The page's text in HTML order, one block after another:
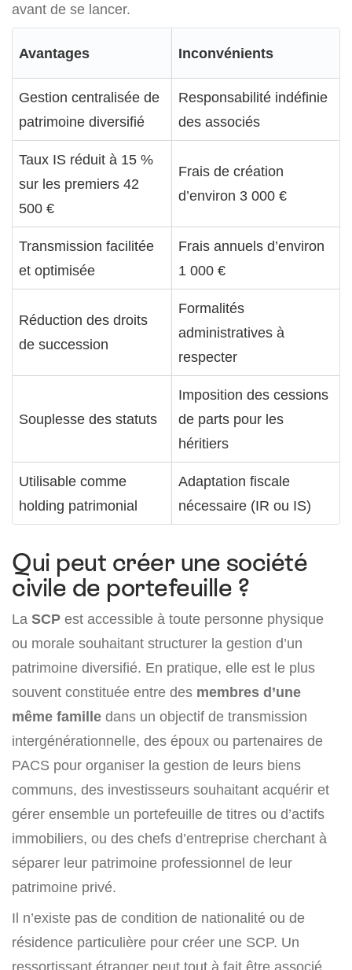
avant de se lancer.
Avantages Inconvénients
Gestion centralisée de
patrimoine diversifié
Responsabilité indéfinie
des associés
Taux IS réduit à 15 %
sur les premiers 42
500 €
Frais de création
d’environ 3 000 €
Transmission facilitée
et optimisée
Frais annuels d’environ
1 000 €
Réduction des droits
de succession
Formalités
administratives à
respecter
Souplesse des statuts
Imposition des cessions
de parts pour les
héritiers
Utilisable comme
holding patrimonial
Adaptation fiscale
nécessaire (IR ou IS)
Qui peut créer une société
civile de portefeuille ?
La SCP est accessible à toute personne physique
ou morale souhaitant structurer la gestion d’un
patrimoine diversifié. En pratique, elle est le plus
souvent constituée entre des membres d’une
même famille dans un objectif de transmission
intergénérationnelle, des époux ou partenaires de
PACS pour organiser la gestion de leurs biens
communs, des investisseurs souhaitant acquérir et
gérer ensemble un portefeuille de titres ou d’actifs
immobiliers, ou des chefs d’entreprise cherchant à
séparer leur patrimoine professionnel de leur
patrimoine privé.
Il n’existe pas de condition de nationalité ou de
résidence particulière pour créer une SCP. Un
ressortissant étranger peut tout à fait être associé